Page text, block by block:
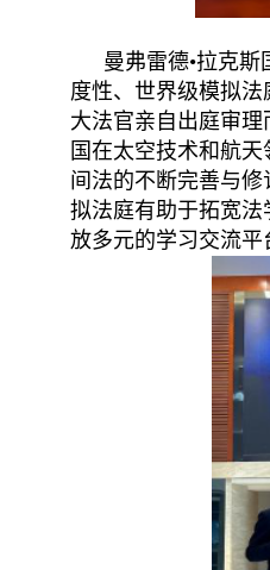
曼弗雷德•拉克
度性、世界级模拟
大法官亲自出庭审
国在太空技术和航
间法的不断完善与
拟法庭有助于拓宽
放多元的学习交流平